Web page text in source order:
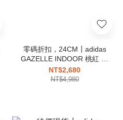
零碼折扣，24CM┃adidas
GAZELLE INDOOR 桃紅 草
莓熊 樹莓粉
NT$2,680
NT$4,980